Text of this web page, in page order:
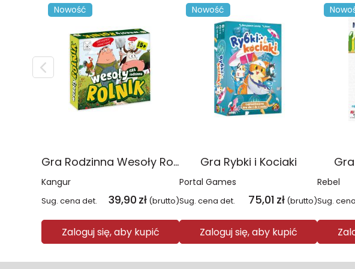
Nowość
Gra Rodzinna Wesoły Rolnik
Kangur
Sug. cena det. 39,90 zł (brutto)
Zaloguj się, aby kupić
Nowość
Gra Rybki i Kociaki
Portal Games
Sug. cena det. 75,01 zł (brutto)
Zaloguj się, aby kupić
Rebel
Sug.